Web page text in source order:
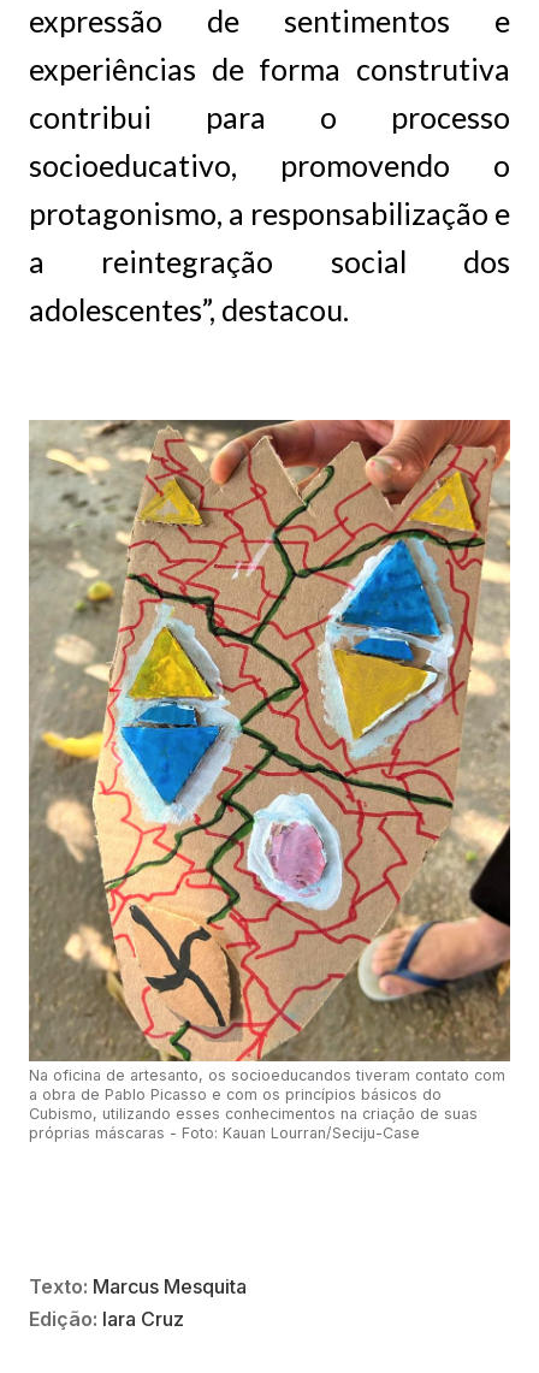
expressão de sentimentos e
experiências de forma construtiva
contribui para o processo
socioeducativo, promovendo o
protagonismo, a responsabilização e
a reintegração social dos
adolescentes”, destacou.
Na oficina de artesanto, os socioeducandos tiveram contato com
a obra de Pablo Picasso e com os princípios básicos do
Cubismo, utilizando esses conhecimentos na criação de suas
próprias máscaras - Foto: Kauan Lourran/Seciju-Case
Texto: Marcus Mesquita
Edição: Iara Cruz